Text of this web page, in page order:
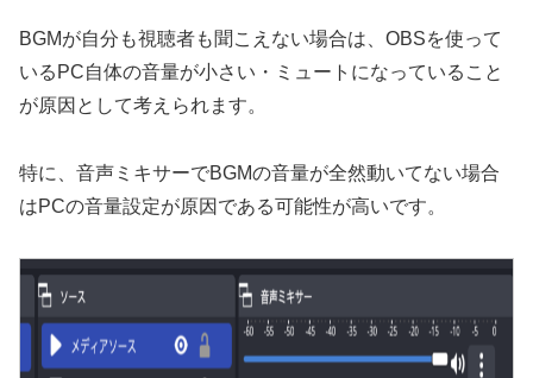
BGMが自分も視聴者も聞こえない場合は、OBSを使って
いるPC自体の音量が小さい・ミュートになっていること
が原因として考えられます。
特に、音声ミキサーでBGMの音量が全然動いてない場合
はPCの音量設定が原因である可能性が高いです。